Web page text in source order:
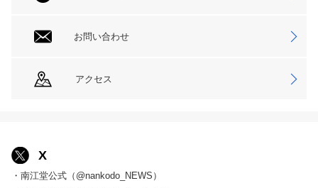
お問い合わせ
アクセス
X
・南江堂公式（@nankodo_NEWS）